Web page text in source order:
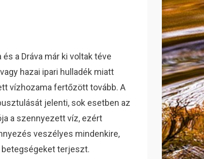
a Dráva már ki voltak téve
hazai ipari hulladék miatt
vízhozama fertőzött tovább. A
jelenti, sok esetben az
a szennyezett víz, ezért
veszélyes mindenkire,
terjeszt.